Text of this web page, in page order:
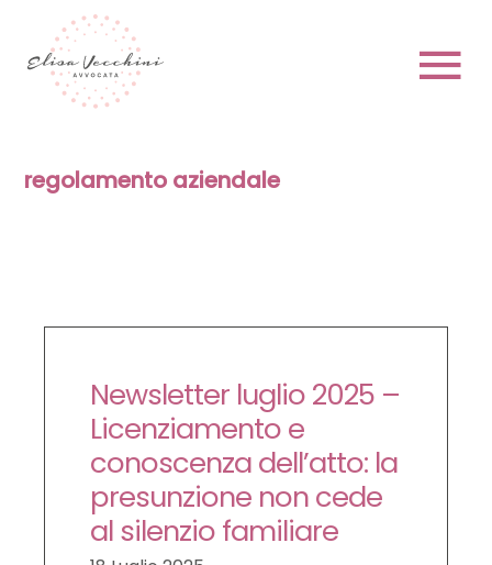
content
HOME
PRENOTA
LE NOVITÀ DA SAPERE
regolamento aziendale
Newsletter luglio 2025 –
Licenziamento e
conoscenza dell’atto: la
presunzione non cede
al silenzio familiare